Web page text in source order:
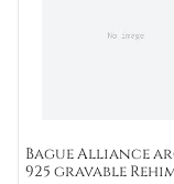
Bague Alliance
925 gravable